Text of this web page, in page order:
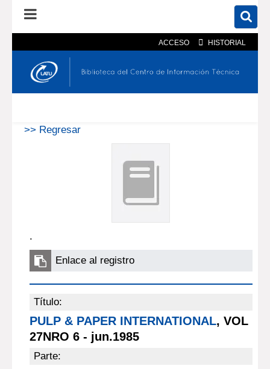
ACCESO HISTORIAL
En el catálogo En el sitio
>> Regresar
.
Enlace al registro
Título:
PULP & PAPER INTERNATIONAL, VOL
27NRO 6 - jun.1985
Parte: